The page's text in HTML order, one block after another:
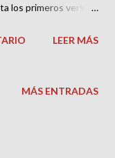
los primeros versos
lleva unos 40 años
LEER MÁS
MÁS ENTRADAS